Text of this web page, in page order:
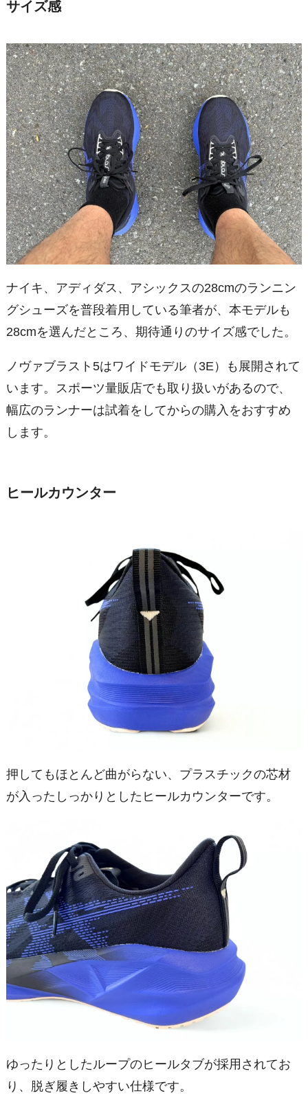
サイズ感
ナイキ、アディダス、アシックスの28cmのランニン
グシューズを普段着用している筆者が、本モデルも
28cmを選んだところ、期待通りのサイズ感でした。
ノヴァブラスト5はワイドモデル（3E）も展開されて
います。スポーツ量販店でも取り扱いがあるので、
幅広のランナーは試着をしてからの購入をおすすめ
します。
ヒールカウンター
押してもほとんど曲がらない、プラスチックの芯材
が入ったしっかりとしたヒールカウンターです。
ゆったりとしたループのヒールタブが採用されてお
り、脱ぎ履きしやすい仕様です。